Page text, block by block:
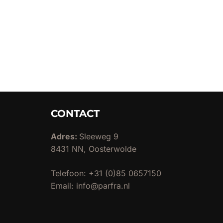
CONTACT
Adres: Sleeweg 9
8431 NN, Oosterwolde
Telefoon: +31 (0)85 0657150
Email: info@parfra.nl